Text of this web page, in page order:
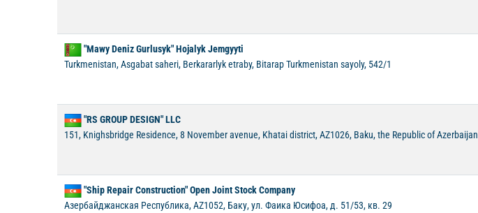
"Mawy Deniz Gurlusyk" Hojalyk Jemgyyti
Turkmenistan, Asgabat saheri, Berkararlyk etraby, Bitarap Turkmenistan sayoly, 542/1
"RS GROUP DESIGN" LLC
151, Knighsbridge Residence, 8 November avenue, Khatai district, AZ1026, Baku, the Republic of Azerbaijan
"Ship Repair Construction" Open Joint Stock Company
Азербайджанская Республика, AZ1052, Баку, ул. Фаика Юсифоа, д. 51/53, кв. 29